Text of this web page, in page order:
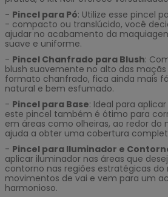
- Pincel para Pó: Utilize esse pincel
- compacto ou translúcido, você
ajudar no acabamento da
suave e uniforme.
- Pincel Chanfrado para Blush:
blush suavemente no alto das
formato chanfrado, fica ainda mais
natural e bem esfumado.
- Pincel para Base: Ideal para
este pincel também é ótimo para
em áreas como olheiras, ao redor do
ajuda a obter uma cobertura
- Pincel para Iluminador e
aplicar iluminador nas áreas que
contorno nas regiões estratégicas do
movimentos de vai e vem para um
harmonioso.